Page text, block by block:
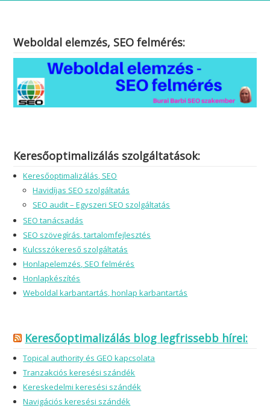
Weboldal elemzés, SEO felmérés:
Keresőoptimalizálás szolgáltatások:
Keresőoptimalizálás, SEO
Havidíjas SEO szolgáltatás
SEO audit – Egyszeri SEO szolgáltatás
SEO tanácsadás
SEO szövegírás, tartalomfejlesztés
Kulcsszókereső szolgáltatás
Honlapelemzés, SEO felmérés
Honlapkészítés
Weboldal karbantartás, honlap karbantartás
Keresőoptimalizálás blog legfrissebb hírei:
Topical authority és GEO kapcsolata
Tranzakciós keresési szándék
Kereskedelmi keresési szándék
Navigációs keresési szándék